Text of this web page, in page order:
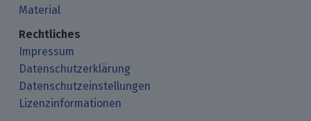
Material
Rechtliches
Impressum
Datenschutzerklärung
Datenschutzeinstellungen
Lizenzinformationen